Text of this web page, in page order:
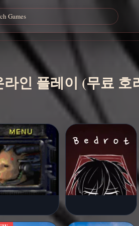
인 플레이 (무료 호